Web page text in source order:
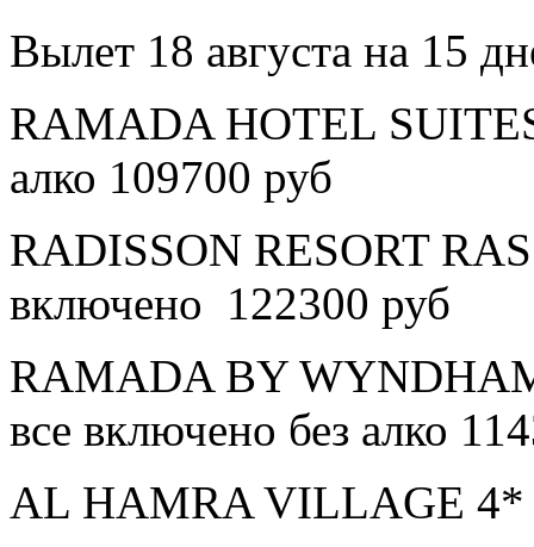
Вылет 18 августа на 15
RAMADA HOTEL
алко 109700 руб
RADISSON RESORT
включено 122300 руб
RAMADA BY
все включено без алко
AL HAMRA VILLAGE 4*